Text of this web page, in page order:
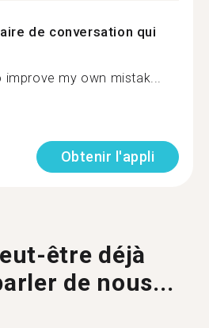
de conversation qui
improve my own mistak...
Obtenir l'appli
être déjà
de nous...